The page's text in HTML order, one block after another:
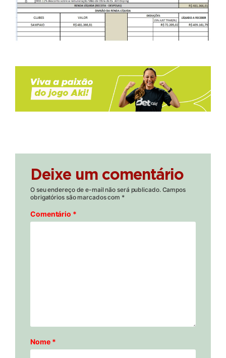
Deixe um comentário
O seu endereço de e-mail não será publicado. Campos
obrigatórios são marcados com *
Comentário *
Nome *